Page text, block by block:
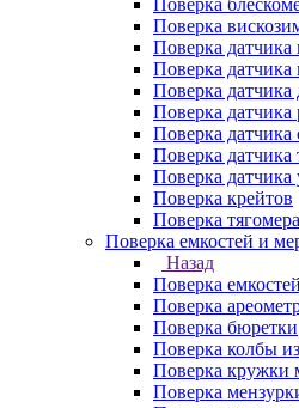
Поверка
Поверка
Поверка датчика
Поверка датчика
Поверка датчика
Поверка датчика
Поверка датчика
Поверка датчика
Поверка датчика
Поверка крейтов
Поверка тягомера
Поверка емкостей и
Назад
Поверка
Поверка
Поверка бюретки
Поверка колбы
Поверка кружки
Поверка